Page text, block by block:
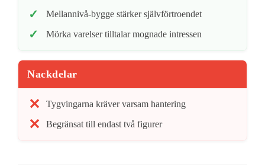
Mellannivå-bygge stärker självförtroendet
Mörka varelser tilltalar mognade intressen
Nackdelar
Tygvingarna kräver varsam hantering
Begränsat till endast två figurer